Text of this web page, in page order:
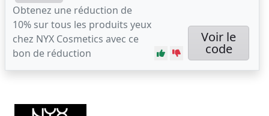
Obtenez une réduction de
10% sur tous les produits yeux
chez NYX Cosmetics avec ce
bon de réduction
Voir le
code